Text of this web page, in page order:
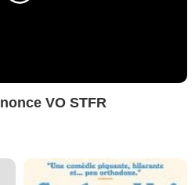
VO STFR